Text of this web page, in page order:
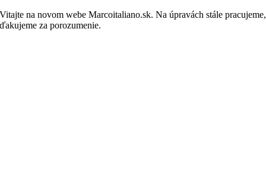
Skip
to
Vitajte na novom webe Marcoitaliano.sk. Na úpravách stále pracujeme,
ďakujeme za porozumenie.